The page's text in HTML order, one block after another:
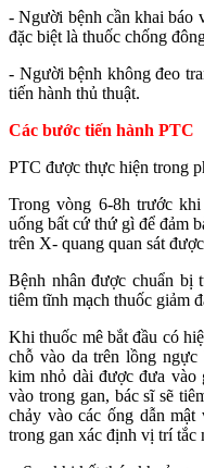
- Người bệnh cần khai báo
đặc biệt là thuốc chống
- Người bệnh không đeo
tiến hành thủ thuật.
Các bước tiến hành PTC
PTC được thực hiện trong
Trong vòng 6-8h trước
uống bất cứ thứ gì để đảm
trên X- quang quan sát
Bệnh nhân được chuẩn bị
tiêm tĩnh mạch thuốc giảm
Khi thuốc mê bắt đầu có
chỗ vào da trên lồng
kim nhỏ dài được đưa
vào trong gan, bác sĩ sẽ
chảy vào các ống dẫn
trong gan xác định vị trí tắc